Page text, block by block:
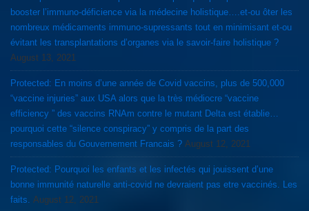
booster l’immuno-déficience via la médecine holistique….et-ou ôter les
nombreux médicaments immuno-supressants tout en minimisant et-ou
évitant les transplantations d’organes via le savoir-faire holistique ?
August 13, 2021
Protected: En moins d’une année de Covid vaccins, plus de 500,000
“vaccine injuries” aux USA alors que la très médiocre “vaccine
efficiency ” des vaccins RNAm contre le mutant Delta est établie…
pourquoi cette “silence conspiracy” y compris de la part des
responsables du Gouvernement Francais ? August 12, 2021
Protected: Pourquoi les enfants et les infectés qui jouissent d’une
bonne immunité naturelle anti-covid ne devraient pas etre vaccinés. Les
faits.
August 12, 2021